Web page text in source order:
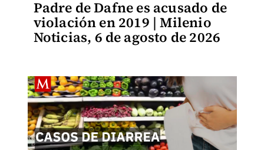
Padre de Dafne es acusado de
violación en 2019 | Milenio
Noticias, 6 de agosto de 2026